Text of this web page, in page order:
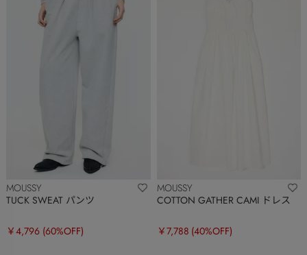
MOUSSY
TUCK SWEAT パンツ
￥4,796 (60%OFF)
MOUSSY
COTTON GATHER CAMI ドレス
￥7,788 (40%OFF)